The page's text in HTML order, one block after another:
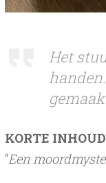
Het
KORTE INHOUD
“Een